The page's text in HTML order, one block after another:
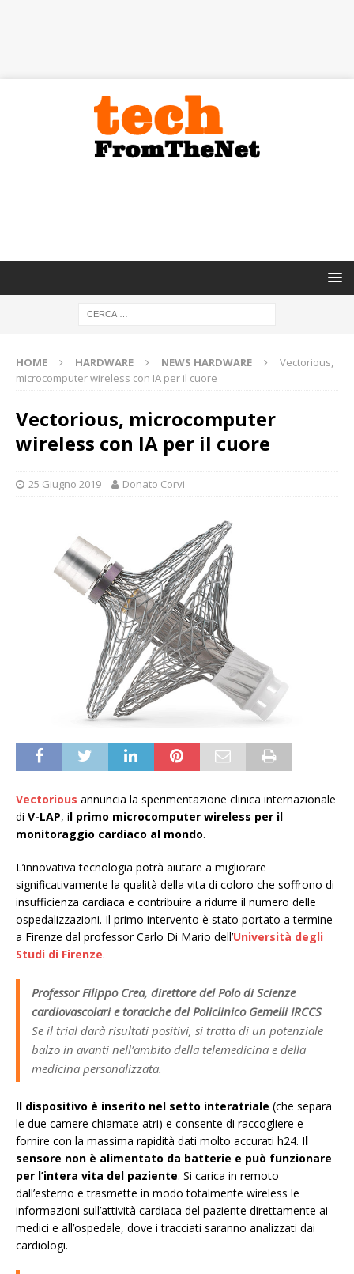
HOME HARDWARE NEWS HARDWARE
Vectorious,
microcomputer wireless con IA per il cuore
Vectorious, microcomputer
wireless con IA per il cuore
25 Giugno 2019 Donato Corvi
Vectorious annuncia la sperimentazione clinica internazionale
di V-LAP, il primo microcomputer wireless per il
monitoraggio cardiaco al mondo.
L’innovativa tecnologia potrà aiutare a migliorare
significativamente la qualità della vita di coloro che soffrono di
insufficienza cardiaca e contribuire a ridurre il numero delle
ospedalizzazioni. Il primo intervento è stato portato a termine
a Firenze dal professor Carlo Di Mario dell’Università degli
Studi di Firenze.
Professor Filippo Crea, direttore del Polo di Scienze
cardiovascolari e toraciche del Policlinico Gemelli IRCCS
Se il trial darà risultati positivi, si tratta di un potenziale
balzo in avanti nell’ambito della telemedicina e della
medicina personalizzata.
Il dispositivo è inserito nel setto interatriale (che separa
le due camere chiamate atri) e consente di raccogliere e
fornire con la massima rapidità dati molto accurati h24. Il
sensore non è alimentato da batterie e può funzionare
per l’intera vita del paziente. Si carica in remoto
dall’esterno e trasmette in modo totalmente wireless le
informazioni sull’attività cardiaca del paziente direttamente ai
medici e all’ospedale, dove i tracciati saranno analizzati dai
cardiologi.